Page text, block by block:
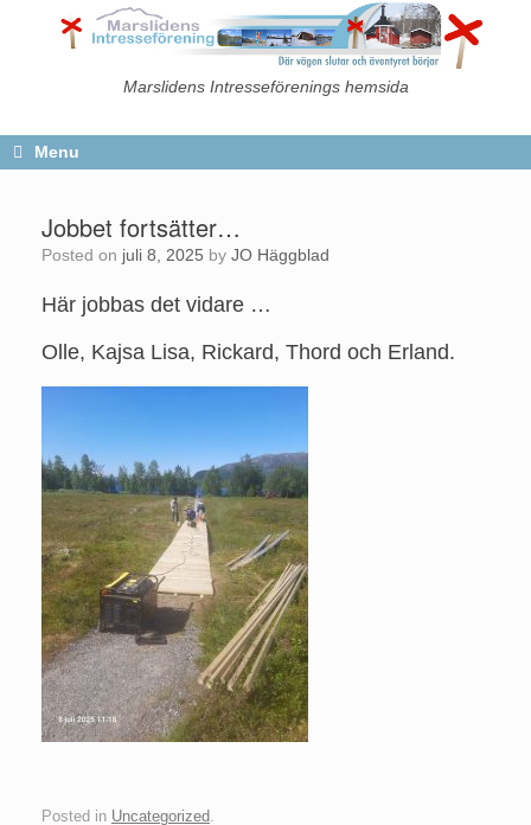
Marslidens Intresseförenings hemsida
Menu
Jobbet fortsätter…
Posted on juli 8, 2025 by JO Häggblad
Här jobbas det vidare …
Olle, Kajsa Lisa, Rickard, Thord och Erland.
Posted in Uncategorized.